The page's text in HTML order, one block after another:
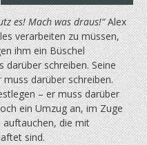
es! Mach was draus!“Alex
verarbeiten zu müssen,
ihm ein Büschel
darüber schreiben. Seine
darüber schreiben.
– er muss darüber
ein Umzug an, im Zuge
auftauchen, die mit
sind.